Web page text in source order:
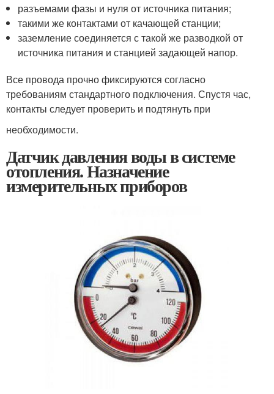
разъемами фазы и нуля от источника питания;
такими же контактами от качающей станции;
заземление соединяется с такой же разводкой от
источника питания и станцией задающей напор.
Все провода прочно фиксируются согласно
требованиям стандартного подключения. Спустя час,
контакты следует проверить и подтянуть при
необходимости.
Датчик давления воды в системе
отопления. Назначение
измерительных приборов